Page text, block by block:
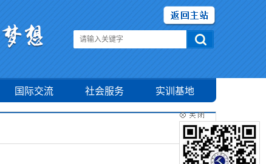
国际交流 社会服务 实训基地